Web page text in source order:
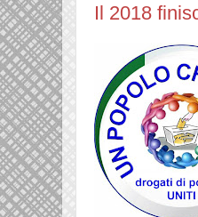
Il 2018